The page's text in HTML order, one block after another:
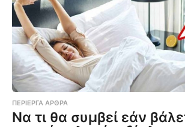
ΠΕΡΊΕΡΓΑ ΆΡΘΡΑ
Να τι θα συμβεί εάν